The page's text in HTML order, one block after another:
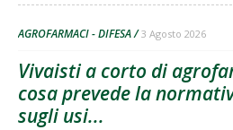
AGROFARMACI - DIFESA 3 Agosto 2026
Vivaisti a corto di
cosa prevede la
sugli usi...